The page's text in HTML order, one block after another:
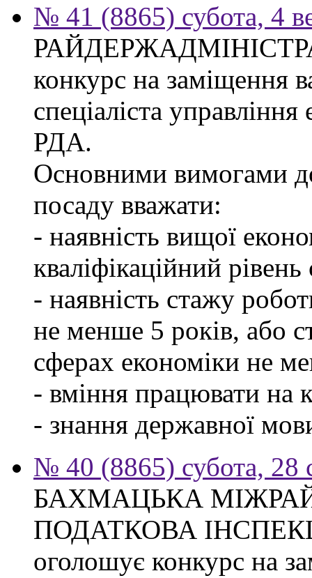
№ 41 (8865) субота, 4
конкурс на заміщення
спеціаліста
РДА.
Основними вимогами
посаду вважати:
- наявність вищої
кваліфікаційний рівень
- наявність стажу
не менше 5 років, або
сферах економіки не
- вміння працювати на
- знання державної
№ 40 (8865) субота, 28
БАХМАЦЬКА
ПОДАТКОВА
оголошує конкурс на